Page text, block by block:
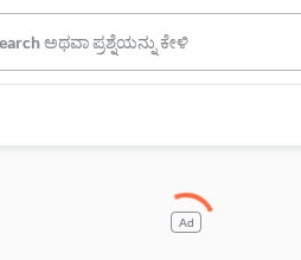
Ad